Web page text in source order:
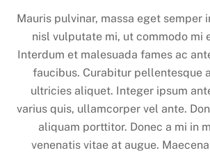
Mauris pulvinar, massa eget semper
nisl vulputate mi, ut commodo mi
Interdum et malesuada fames ac
faucibus. Curabitur pellentesque
ultricies aliquet. Integer ipsum
varius quis, ullamcorper vel ante.
aliquam porttitor. Donec a mi in
venenatis vitae at augue.